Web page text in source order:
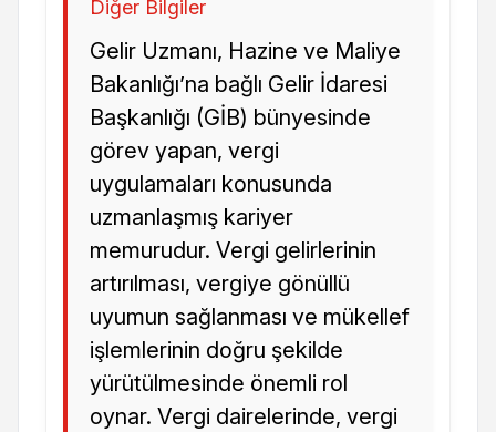
Diğer Bilgiler
Gelir Uzmanı, Hazine ve Maliye
Bakanlığı’na bağlı Gelir İdaresi
Başkanlığı (GİB) bünyesinde
görev yapan, vergi
uygulamaları konusunda
uzmanlaşmış kariyer
memurudur. Vergi gelirlerinin
artırılması, vergiye gönüllü
uyumun sağlanması ve mükellef
işlemlerinin doğru şekilde
yürütülmesinde önemli rol
oynar. Vergi dairelerinde, vergi